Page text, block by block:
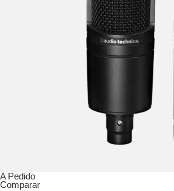
A Pedido
Comparar